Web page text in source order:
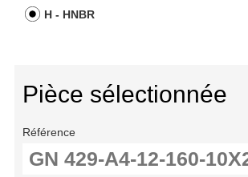
H - HNBR
Pièce sélectionnée
Référence